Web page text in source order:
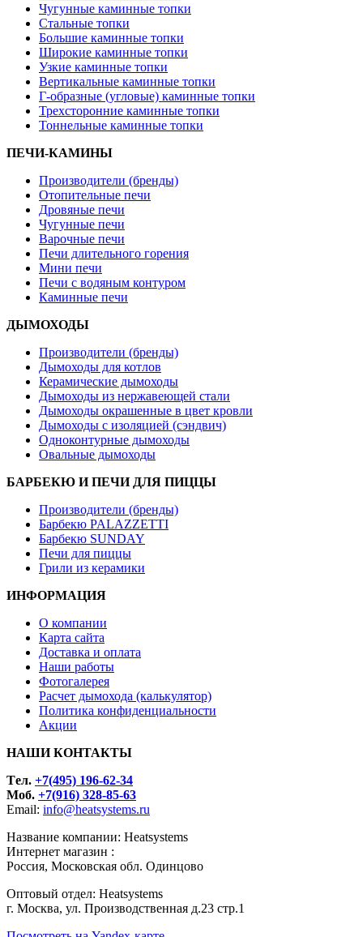
Чугунные каминные топки
Стальные топки
Большие каминные топки
Широкие каминные топки
Узкие каминные топки
Вертикальные каминные топки
Г-образные (угловые) каминные топки
Трехсторонние каминные топки
Тоннельные каминные топки
ПЕЧИ-КАМИНЫ
Производители (бренды)
Отопительные печи
Дровяные печи
Чугунные печи
Варочные печи
Печи длительного горения
Мини печи
Печи с водяным контуром
Каминные печи
ДЫМОХОДЫ
Производители (бренды)
Дымоходы для котлов
Керамические дымоходы
Дымоходы из нержавеющей стали
Дымоходы окрашенные в цвет кровли
Дымоходы с изоляцией (сэндвич)
Одноконтурные дымоходы
Овальные дымоходы
БАРБЕКЮ И ПЕЧИ ДЛЯ ПИЦЦЫ
Производители (бренды)
Барбекю PALAZZETTI
Барбекю SUNDAY
Печи для пиццы
Грили из керамики
ИНФОРМАЦИЯ
О компании
Карта сайта
Доставка и оплата
Наши работы
Фотогалерея
Расчет дымохода (калькулятор)
Политика конфиденциальности
Акции
НАШИ КОНТАКТЫ
Tел. +7(495) 196-62-34
Моб. +7(916) 328-85-63
Email: info@heatsystems.ru
Название компании: Heatsystems
Интернет магазин :
Россия, Московская обл. Одинцово
Оптовый отдел: Heatsystems
г. Москва, ул. Производственная д.23 стр.1